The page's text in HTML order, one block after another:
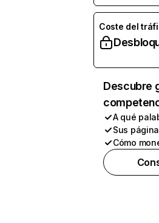
Coste del
Descubre
A qué
Sus
Cómo